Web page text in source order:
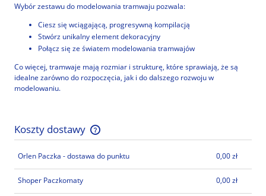
Wybór zestawu do modelowania tramwaju pozwala:
Ciesz się wciągającą, progresywną kompilacją
Stwórz unikalny element dekoracyjny
Połącz się ze światem modelowania tramwajów
Co więcej, tramwaje mają rozmiar i strukturę, które sprawiają, że są
idealne zarówno do rozpoczęcia, jak i do dalszego rozwoju w
modelowaniu.
Koszty dostawy
Cena nie zawiera ewentualnych kosztów płatności
Orlen Paczka - dostawa do punktu 0,00 zł
Shoper Paczkomaty 0,00 zł